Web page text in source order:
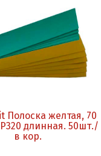
Полоска желтая, 70
длинная. 50шт./
в кор.